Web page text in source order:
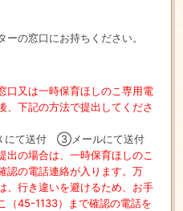
の窓口にお持ちください。
口又は一時保育ほしのこ専用電
、下記の方法で提出してくださ
て送付 ③メールにて送付
出の場合は、一時保育ほしのこ
認の電話連絡が入ります。万
、行き違いを避けるため、お手
（45-1133）まで確認の電話を